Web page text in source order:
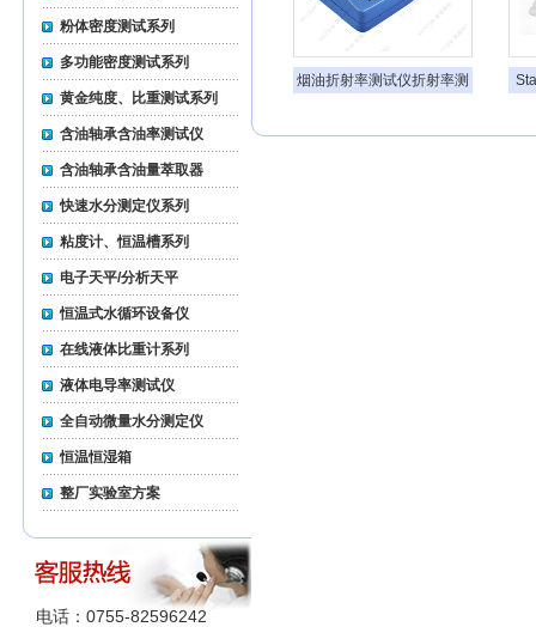
粉体密度测试系列
多功能密度测试系列
黄金纯度、比重测试系列
含油轴承含油率测试仪
含油轴承含油量萃取器
快速水分测定仪系列
粘度计、恒温槽系列
电子天平/分析天平
恒温式水循环设备仪
在线液体比重计系列
液体电导率测试仪
全自动微量水分测定仪
恒温恒湿箱
整厂实验室方案
电话：0755-82596242
烟油折射率测试仪折射率测
携式数显折射计数显折射仪